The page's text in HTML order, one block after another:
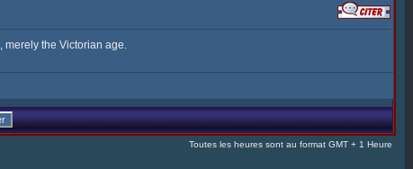
merely the Victorian age.
Toutes les heures sont au format GMT + 1 Heure